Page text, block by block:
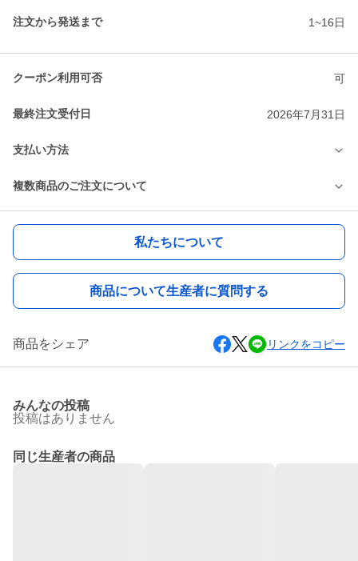
注文から発送まで 1~16日
クーポン利用可否 可
最終注文受付日 2026年7月31日
支払い方法
複数商品のご注文について
私たちについて
商品について生産者に質問する
商品をシェア リンクをコピー
みんなの投稿
投稿はありません
同じ生産者の商品